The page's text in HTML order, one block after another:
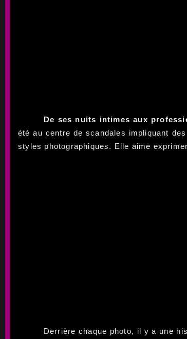
De ses nuits intimes aux
été au centre de scandales impliquant
styles photographiques. Elle aime
Derrière chaque photo, il y a une